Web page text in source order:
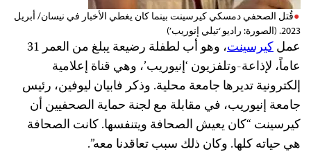
قُتل الصحفي دمسكي كيرسينت بينما كان يغطي الأخبار في نيسان/ أبريل
2023. (الصورة: راديو ‘تيلي إنوريب’)
عملكيرسينت
، وهو أب لطفلة رضيعة يبلغ من العمر 31
عاماً، لإذاعة-وتلفزيون ‘إنيوريب’، وهي قناة إعلامية
إلكترونية تديرها جامعة محلية. وذكر فابيان ليوفين، رئيس
جامعة إنيوريب، في مقابلة مع لجنة حماية الصحفيين أن
كيرسينت “كان يعيش الصحافة ويتنفسها. كانت الصحافة
هي حياته كلها. وكان ذلك سبب تعاقدنا معه”.